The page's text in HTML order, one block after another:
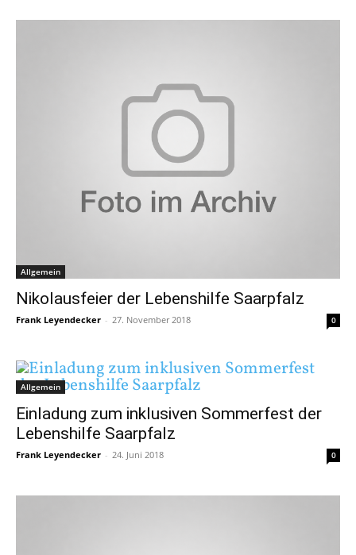
Allgemein
Nikolausfeier der Lebenshilfe Saarpfalz
Frank Leyendecker - 27. November 2018 0
Allgemein
Einladung zum inklusiven Sommerfest der
Lebenshilfe Saarpfalz
Frank Leyendecker - 24. Juni 2018 0